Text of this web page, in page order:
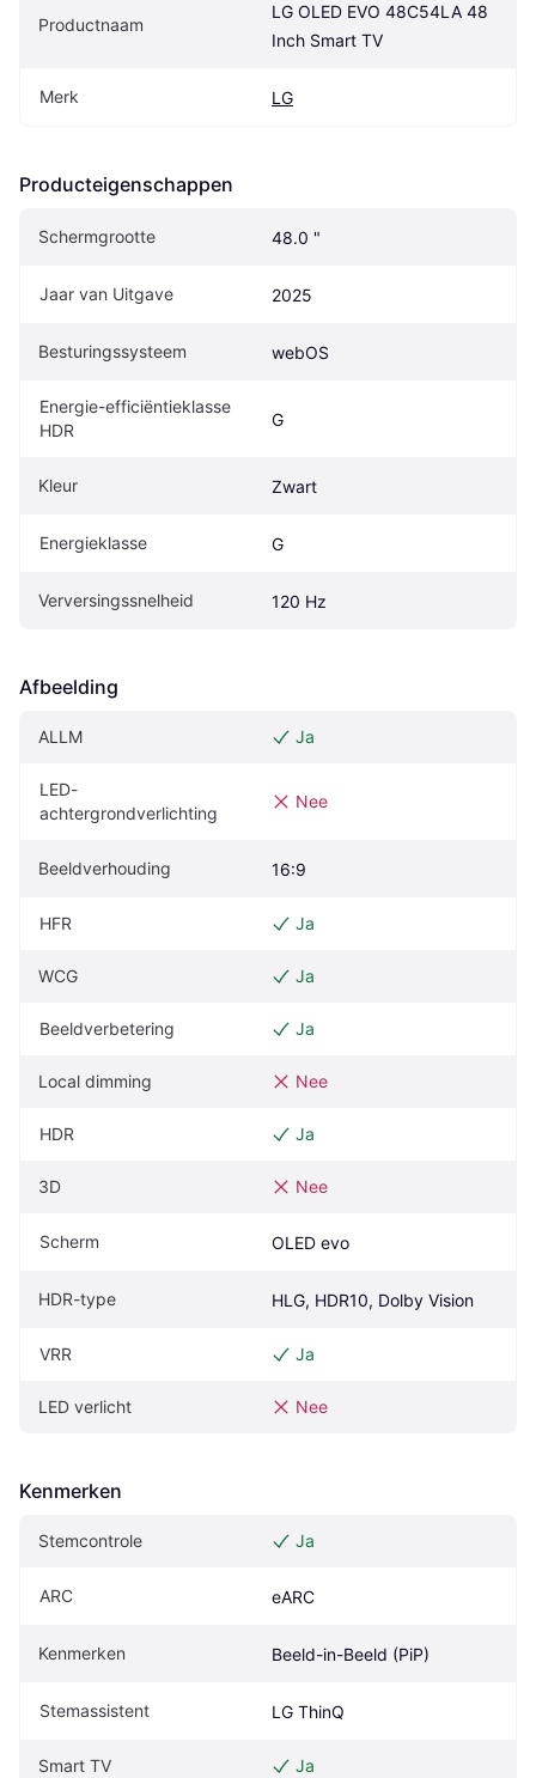
Productnaam
LG OLED EVO 48C54LA 48
Inch Smart TV
Merk LG
Producteigenschappen
Schermgrootte 48.0 "
Jaar van Uitgave 2025
Besturingssysteem webOS
Energie-efficiëntieklasse
HDR
G
Kleur Zwart
Energieklasse G
Verversingssnelheid 120 Hz
Afbeelding
ALLM Ja
LED-
achtergrondverlichting
Nee
Beeldverhouding 16:9
HFR Ja
WCG Ja
Beeldverbetering Ja
Local dimming Nee
HDR Ja
3D Nee
Scherm OLED evo
HDR-type HLG, HDR10, Dolby Vision
VRR Ja
LED verlicht Nee
Kenmerken
Stemcontrole Ja
ARC eARC
Kenmerken Beeld-in-Beeld (PiP)
Stemassistent LG ThinQ
Smart TV Ja